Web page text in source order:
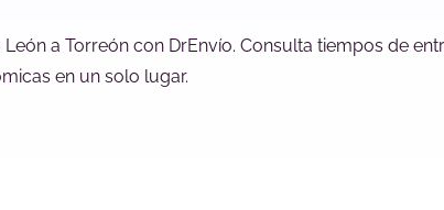
a Torreón con DrEnvío. Consulta tiempos de
en un solo lugar.